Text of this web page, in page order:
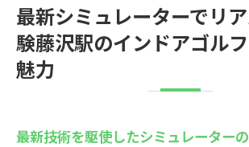
最新シミュレーターでリ
験藤沢駅のインドアゴル
魅力
最新技術を駆使したシミュレーター